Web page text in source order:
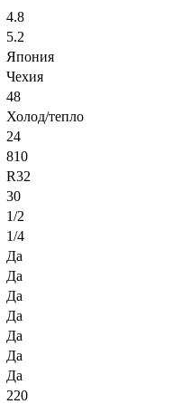
4.8
5.2
Япония
Чехия
48
Холод/тепло
24
810
R32
30
1/2
1/4
Да
Да
Да
Да
Да
Да
Да
220